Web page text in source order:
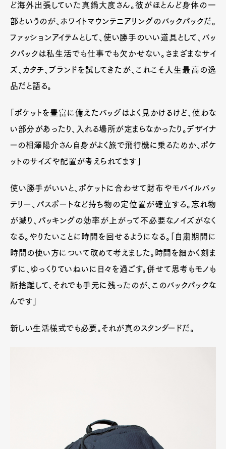
ど海外出張していた真鍋大度さん。彼がほとんど身体の一
部というのが、ホワイトマウンテニアリングのバックパックだ。
ファッションアイテムとして、使い勝手のいい道具として、バッ
クパックは私生活でも仕事でも欠かせない。さまざまなサイ
ズ、カタチ、ブランドを試してきたが、これこそ人生最高の逸
品だと語る。
「ポケットを豊富に備えたバッグはよく見かけるけど、使わな
い部分があったり、入れる場所が定まらなかったり。デザイナ
ーの相澤陽介さん自身がよく旅で飛行機に乗るためか、ポケ
ットのサイズや配置が考えられてます」
使い勝手がいいと、ポケットに合わせて財布やモバイルバッ
テリー、パスポートなど持ち物の定位置が確立する。忘れ物
が減り、パッキングの効率が上がって不必要なノイズがなく
なる。やりたいことに時間を回せるようになる。「自粛期間に
時間の使い方について改めて考えました。時間を細かく刻ま
ずに、ゆっくりていねいに日々を過ごす。併せて思考もモノも
断捨離して、それでも手元に残ったのが、このバックパックな
んです」
新しい生活様式でも必要。それが真のスタンダードだ。